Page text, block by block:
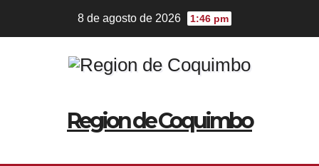
8 de agosto de 2026 1:46 pm
Region de Coquimbo